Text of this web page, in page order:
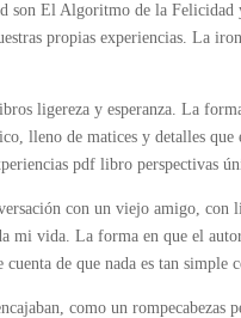
El Algoritmo de la Felicidad
propias experiencias. La
ligereza y esperanza. La
lleno de matices y detalles que
pdf libro perspectivas
con un viejo amigo, con
mi vida. La forma en que el
de que nada es tan simple
como un rompecabezas